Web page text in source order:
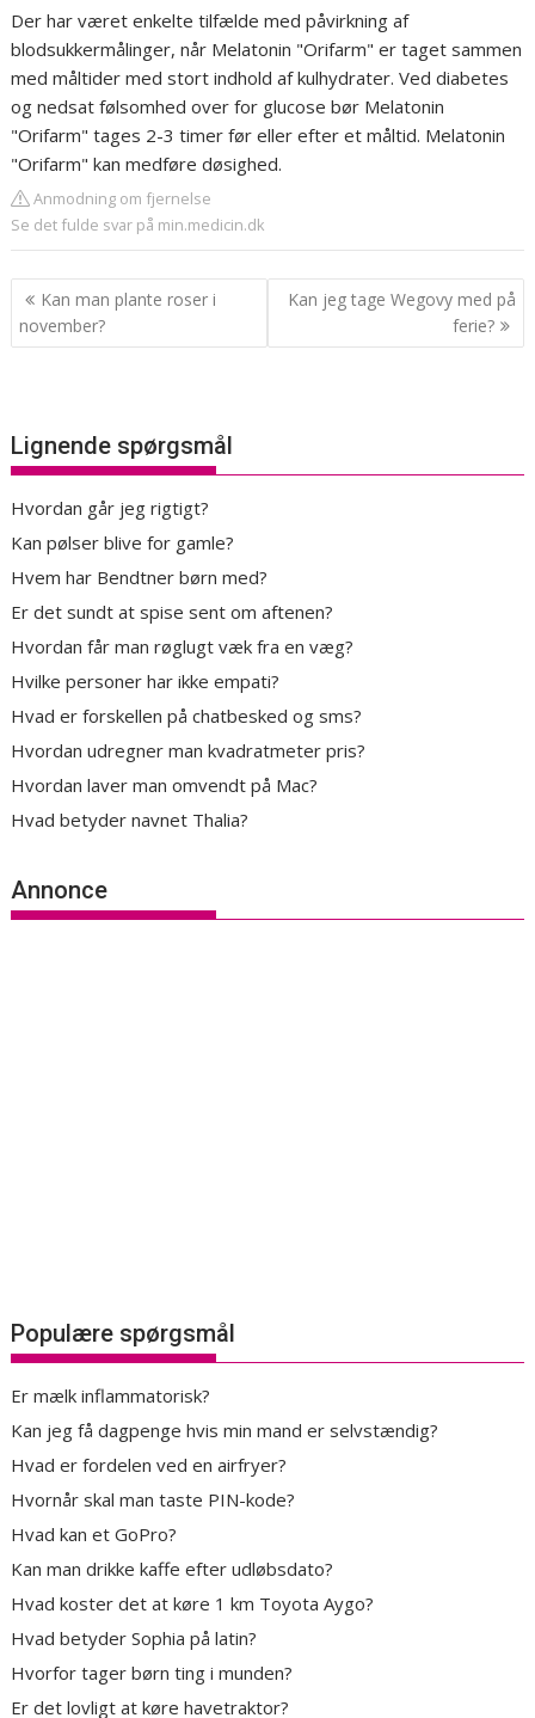
Der har været enkelte tilfælde med påvirkning af
blodsukkermålinger, når Melatonin "Orifarm" er taget sammen
med måltider med stort indhold af kulhydrater. Ved diabetes
og nedsat følsomhed over for glucose bør Melatonin
"Orifarm" tages 2-3 timer før eller efter et måltid. Melatonin
"Orifarm" kan medføre døsighed.
Anmodning om fjernelse
Se det fulde svar på min.medicin.dk
Indlægsnavigation
Kan man plante roser i
november?
Kan jeg tage Wegovy med på
ferie?
Lignende spørgsmål
Hvordan går jeg rigtigt?
Kan pølser blive for gamle?
Hvem har Bendtner børn med?
Er det sundt at spise sent om aftenen?
Hvordan får man røglugt væk fra en væg?
Hvilke personer har ikke empati?
Hvad er forskellen på chatbesked og sms?
Hvordan udregner man kvadratmeter pris?
Hvordan laver man omvendt på Mac?
Hvad betyder navnet Thalia?
Annonce
Populære spørgsmål
Er mælk inflammatorisk?
Kan jeg få dagpenge hvis min mand er selvstændig?
Hvad er fordelen ved en airfryer?
Hvornår skal man taste PIN-kode?
Hvad kan et GoPro?
Kan man drikke kaffe efter udløbsdato?
Hvad koster det at køre 1 km Toyota Aygo?
Hvad betyder Sophia på latin?
Hvorfor tager børn ting i munden?
Er det lovligt at køre havetraktor?